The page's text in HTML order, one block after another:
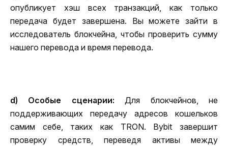
опубликует хэш всех транзакций, как только
передача будет завершена. Вы можете зайти в
исследователь блокчейна, чтобы проверить сумму
нашего перевода и время перевода.
d) Особые сценарии: Для блокчейнов, не
поддерживающих передачу адресов кошельков
самим себе, таких как TRON. Bybit завершит
проверку средств, переведя активы между